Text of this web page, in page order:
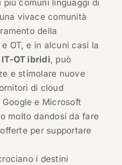
comuni linguaggi di
vivace comunità
della
OT, e in alcuni casi la
OT ibridi, può
e stimolare nuove
di cloud
e Microsoft
molto dandosi da fare
per supportare
i destini